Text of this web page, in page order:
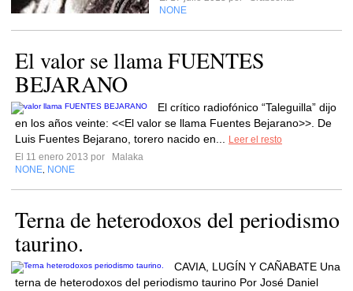
NONE
El valor se llama FUENTES
BEJARANO
El crítico radiofónico “Taleguilla” dijo
en los años veinte: <<El valor se llama Fuentes Bejarano>>. De
Luis Fuentes Bejarano, torero nacido en...
Leer el resto
El 11 enero 2013 por
Malaka
NONE NONE
Terna de heterodoxos del periodismo
taurino.
CAVIA, LUGÍN Y CAÑABATE Una
terna de heterodoxos del periodismo taurino Por José Daniel